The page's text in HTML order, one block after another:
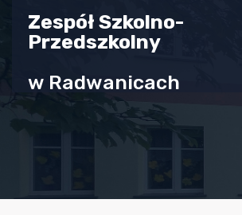
Zespół Szkolno-
Przedszkolny
w Radwanicach